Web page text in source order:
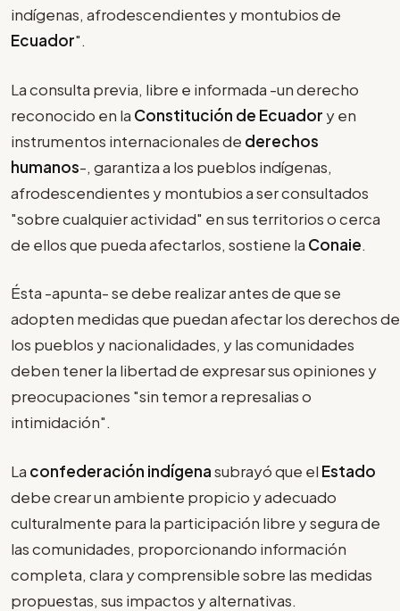
indígenas, afrodescendientes y montubios de
Ecuador".
La consulta previa, libre e informada -un derecho
reconocido en la Constitución de Ecuador y en
instrumentos internacionales de derechos
humanos-, garantiza a los pueblos indígenas,
afrodescendientes y montubios a ser consultados
"sobre cualquier actividad" en sus territorios o cerca
de ellos que pueda afectarlos, sostiene la Conaie.
Ésta -apunta- se debe realizar antes de que se
adopten medidas que puedan afectar los derechos de
los pueblos y nacionalidades, y las comunidades
deben tener la libertad de expresar sus opiniones y
preocupaciones "sin temor a represalias o
intimidación".
La confederación indígenasubrayó que el Estado
debe crear un ambiente propicio y adecuado
culturalmente para la participación libre y segura de
las comunidades, proporcionando información
completa, clara y comprensible sobre las medidas
propuestas, sus impactos y alternativas.